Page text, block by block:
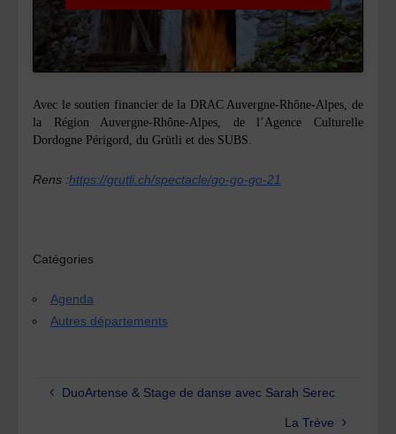
Avec le soutien financier de la DRAC Auvergne-Rhône-Alpes, de
la Région Auvergne-Rhône-Alpes, de l’Agence Culturelle
Dordogne Périgord, du Grütli et des SUBS.
Rens :https://grutli.ch/spectacle/go-go-go-21
Catégories
Agenda
Autres départements
DuoArtense & Stage de danse avec Sarah Serec
La Trève